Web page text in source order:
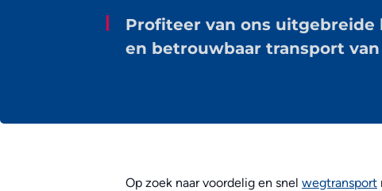
Profiteer van ons
en betrouwbaar transport
Op zoek naar voordelig en snel wegtransport